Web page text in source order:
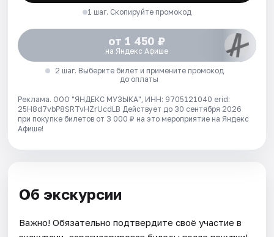
1 шаг. Скопируйте промокод
от 1 450 ₽
на Яндекс Афише
2 шаг. Выберите билет и примените промокод
до оплаты
Реклама. ООО "ЯНДЕКС МУЗЫКА", ИНН: 9705121040 erid:
25H8d7vbP8SRTvHZrUcdLB Действует до 30 сентября 2026
при покупке билетов от 3 000 ₽ на это мероприятие на Яндекс
Афише!
Об экскурсии
Важно! Обязательно подтвердите своё участие в